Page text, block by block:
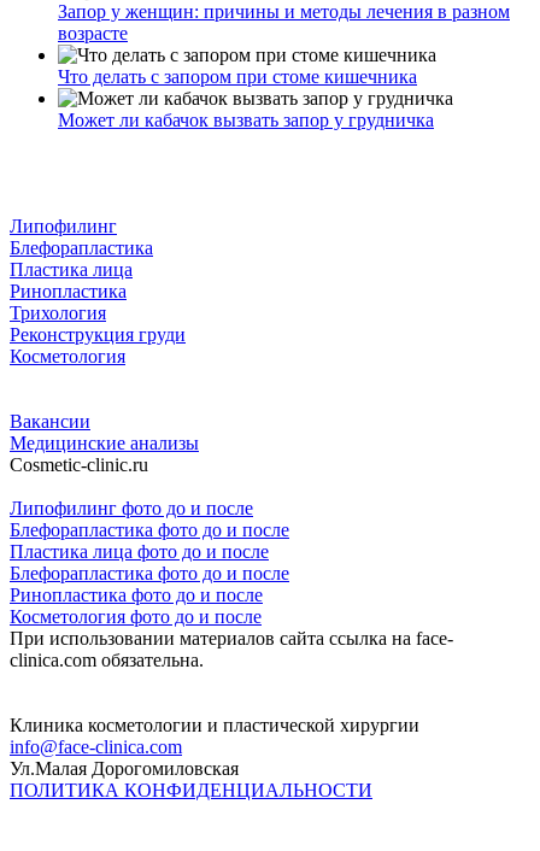
Запор у женщин: причины и методы лечения в разном
возрасте
Что делать с запором при стоме кишечника
Может ли кабачок вызвать запор у грудничка
Липофилинг
Блефорапластика
Пластика лица
Ринопластика
Трихология
Реконструкция груди
Косметология
Вакансии
Медицинские анализы
Cosmetic-clinic.ru
Липофилинг фото до и после
Блефорапластика фото до и после
Пластика лица фото до и после
Блефорапластика фото до и после
Ринопластика фото до и после
Косметология фото до и после
При использовании материалов сайта ссылка на face-
clinica.com обязательна.
Клиника косметологии и пластической хирургии
info@face-clinica.com
Ул.Малая Дорогомиловская
ПОЛИТИКА КОНФИДЕНЦИАЛЬНОСТИ